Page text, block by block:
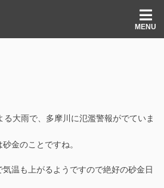
MENU
大雨で、多摩川に氾濫警報がでていま
金のことですね。
温も上がるようですので絶好の砂金日